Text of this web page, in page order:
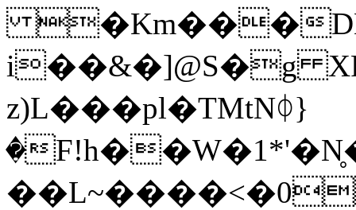
�Km���
i��&�]@S�g
z)L���pl�TMtNᛰ}
�